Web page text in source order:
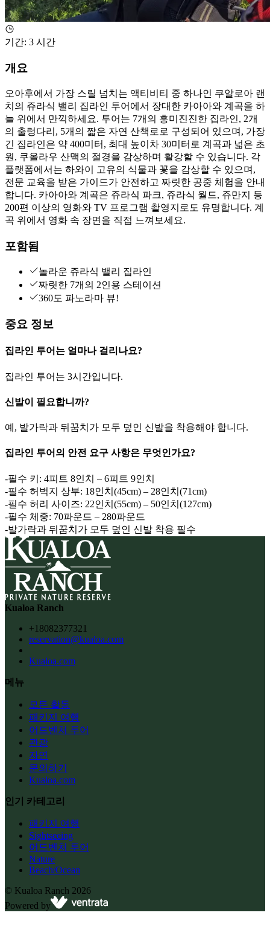
기간: 3 시간
개요
오아후에서 가장 스릴 넘치는 액티비티 중 하나인 쿠알로아 랜
치의 쥬라식 밸리 집라인 투어에서 장대한 카아아와 계곡을 하
늘 위에서 만끽하세요. 투어는 7개의 흥미진진한 집라인, 2개
의 출렁다리, 5개의 짧은 자연 산책로로 구성되어 있으며, 가장
긴 집라인은 약 400미터, 최대 높이차 30미터로 계곡과 넓은 초
원, 쿠올라우 산맥의 절경을 감상하며 활강할 수 있습니다. 각
플랫폼에서는 하와이 고유의 식물과 꽃을 감상할 수 있으며,
전문 교육을 받은 가이드가 안전하고 짜릿한 공중 체험을 안내
합니다. 카아아와 계곡은 쥬라식 파크, 쥬라식 월드, 쥬만지 등
200편 이상의 영화와 TV 프로그램 촬영지로도 유명합니다. 계
곡 위에서 영화 속 장면을 직접 느껴보세요.
포함됨
놀라운 쥬라식 밸리 집라인
짜릿한 7개의 2인용 스테이션
360도 파노라마 뷰!
중요 정보
집라인 투어는 얼마나 걸리나요?
집라인 투어는 3시간입니다.
신발이 필요합니까?
예, 발가락과 뒤꿈치가 모두 덮인 신발을 착용해야 합니다.
집라인 투어의 안전 요구 사항은 무엇인가요?
-필수 키: 4피트 8인치 – 6피트 9인치
-필수 허벅지 상부: 18인치(45cm) – 28인치(71cm)
-필수 허리 사이즈: 22인치(55cm) – 50인치(127cm)
-필수 체중: 70파운드 – 280파운드
-발가락과 뒤꿈치가 모두 덮인 신발 착용 필수
Kualoa Ranch
+18082377321
reservation@kualoa.com
Kualoa.com
메뉴
모든 활동
패키지 여행
어드벤처 투어
관광
자연
문의하기
Kualoa.com
인기 카테고리
패키지 여행
Sightseeing
어드벤처 투어
Nature
Beach/Ocean
© Kualoa Ranch 2026
Powered by